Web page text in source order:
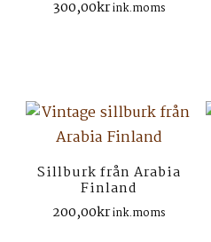
300,00krink.moms
Sillburk från Arabia
Finland
200,00krink.moms